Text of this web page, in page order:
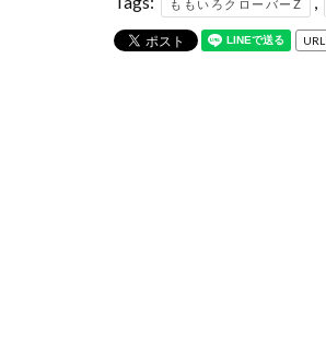
ももいろクローバーZ